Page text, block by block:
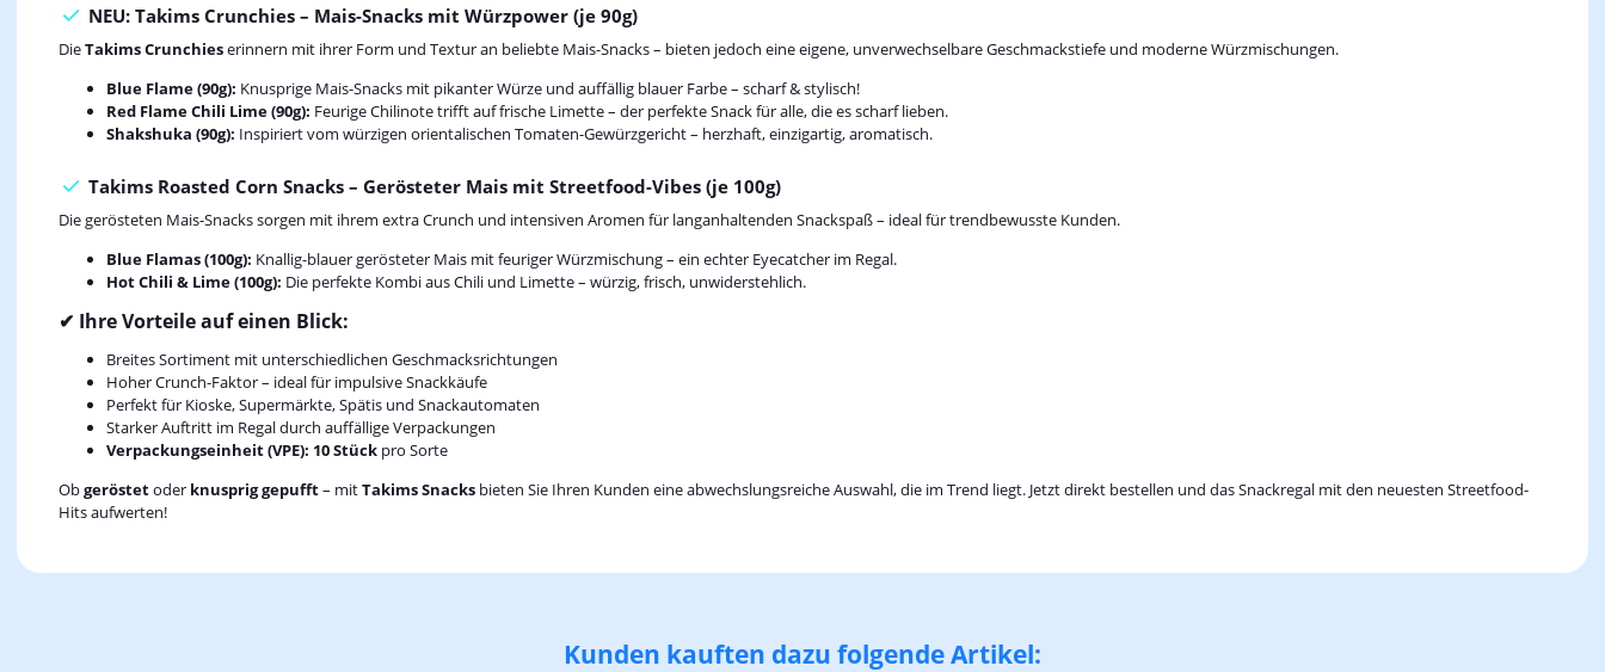
NEU: Takims Crunchies – Mais-Snacks mit Würzpower (je 90g)
DieTakims Crunchieserinnern mit ihrer Form und Textur an beliebte Mais-Snacks – bieten jedoch eine eigene, unverwechselbare Geschmackstiefe und moderne Würzmischungen.
Blue Flame (90g): Knusprige Mais-Snacks mit pikanter Würze und auffällig blauer Farbe – scharf & stylisch!
Red Flame Chili Lime (90g): Feurige Chilinote trifft auf frische Limette – der perfekte Snack für alle, die es scharf lieben.
Shakshuka (90g): Inspiriert vom würzigen orientalischen Tomaten-Gewürzgericht – herzhaft, einzigartig, aromatisch.
Takims Roasted Corn Snacks – Gerösteter Mais mit Streetfood-Vibes (je 100g)
Die gerösteten Mais-Snacks sorgen mit ihrem extra Crunch und intensiven Aromen für langanhaltenden Snackspaß – ideal für trendbewusste Kunden.
Blue Flamas (100g): Knallig-blauer gerösteter Mais mit feuriger Würzmischung – ein echter Eyecatcher im Regal.
Hot Chili & Lime (100g): Die perfekte Kombi aus Chili und Limette – würzig, frisch, unwiderstehlich.
✔ Ihre Vorteile auf einen Blick:
Breites Sortiment mit unterschiedlichen Geschmacksrichtungen
Hoher Crunch-Faktor – ideal für impulsive Snackkäufe
Perfekt für Kioske, Supermärkte, Spätis und Snackautomaten
Starker Auftritt im Regal durch auffällige Verpackungen
Verpackungseinheit (VPE): 10 Stück pro Sorte
Obgeröstetoder knusprig gepufft– mitTakims Snacks bieten Sie Ihren Kunden eine abwechslungsreiche Auswahl, die im Trend liegt. Jetzt direkt bestellen und das Snackregal mit den neuesten Streetfood-
Hits aufwerten!
Kunden kauften dazu folgende Artikel: